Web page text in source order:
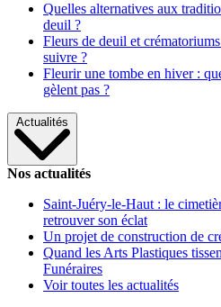
Quelles alternatives aux
deuil ?
Fleurs de deuil et
suivre ?
Fleurir une tombe en hiver :
gèlent pas ?
Actualités
Nos actualités
Saint-Juéry-le-Haut : le
retrouver son éclat
Un projet de construction de
Quand les Arts Plastiques
Funéraires
Voir toutes les actualités